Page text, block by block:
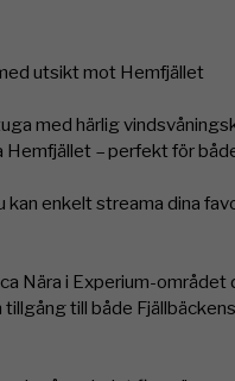
utsikt mot Hemfjället
med härlig
– perfekt för
kan enkelt streama dina
Nära i Experium-området
till både